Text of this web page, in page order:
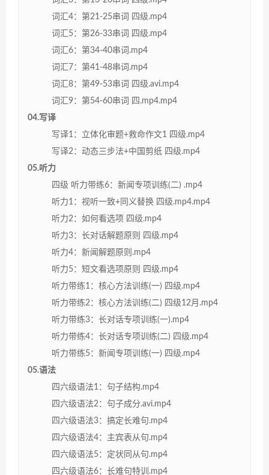
词汇4：第21-25串词 四级.mp4
词汇5：第26-33串词 四级.mp4
词汇6：第34-40串词.mp4
词汇7：第41-48串词.mp4
词汇8：第49-53串词 四级.avi.mp4
词汇9：第54-60串词 四.mp4.mp4
04.写译
写译1：立体化审题+救命作文1 四级.mp4
写译2：动态三步法+中国剪纸 四级.mp4
05.听力
四级 听力带练6：新闻专项训练(二) .mp4
听力1：视听一致+同义替换 四级.mp4.mp4
听力2：如何看选项 四级.mp4
听力3：长对话解题原则 四级.mp4
听力4：新闻解题原则.mp4
听力5：短文看选项原则 四级.mp4
听力带练1：核心方法训练(一) 四级.mp4
听力带练2：核心方法训练(二) 四级12月.mp4
听力带练3：长对话专项训练(一).mp4
听力带练4：长对话专项训练(二) 四级.mp4
听力带练5：新闻专项训练(一) 四级.mp4
05.语法
四六级语法1：句子结构.mp4
四六级语法2：句子成分.avi.mp4
四六级语法3：搞定长难句.mp4
四六级语法4：主宾表从句.mp4
四六级语法5：定状同从句.mp4
四六级语法6：长难句特训.mp4